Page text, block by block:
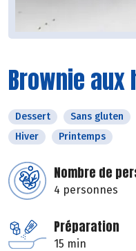
Brownie
Dessert Sans gluten
Hiver
Printemps
Nombre de
4 personnes
Préparation
15 min